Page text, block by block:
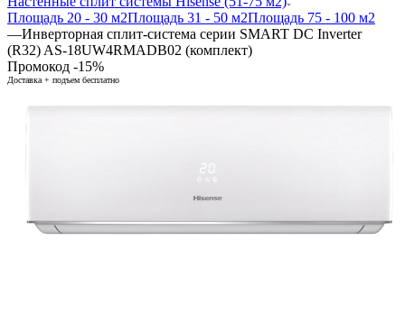
Площадь 20 - 30 м2Площадь 31 - 50 м2Площадь 75 - 100 м2
—Инверторная сплит-система серии SMART DC Inverter
(R32) AS-18UW4RMADB02 (комплект)
Промокод -15%
Доставка + подъем бесплатно